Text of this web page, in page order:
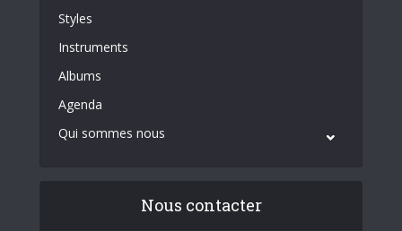
Styles
Instruments
Albums
Agenda
Qui sommes nous
Nous contacter